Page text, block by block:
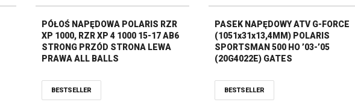
PÓŁOŚ NAPĘDOWA POLARIS RZR
XP 1000, RZR XP 4 1000 15-17 AB6
STRONG PRZÓD STRONA LEWA
PRAWA ALL BALLS
BESTSELLER
PASEK NAPĘDOWY ATV G-FORCE
(1051x31x13,4MM) POLARIS
SPORTSMAN 500 HO ’03-’05
(20G4022E) GATES
BESTSELLER